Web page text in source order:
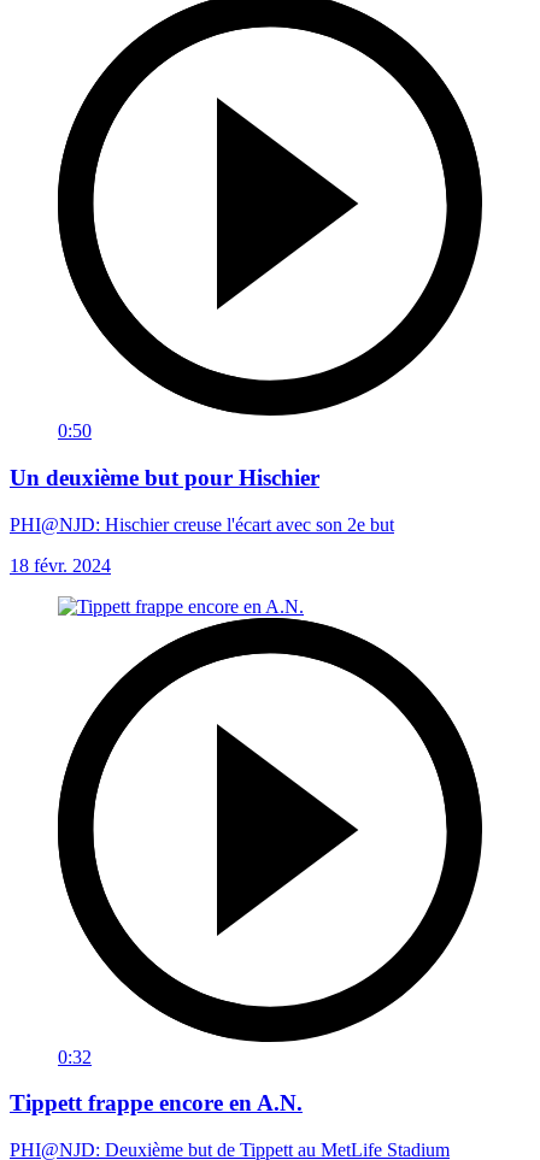
0:50
Un deuxième but pour Hischier
PHI@NJD: Hischier creuse l'écart avec son 2e but
18 févr. 2024
0:32
Tippett frappe encore en A.N.
PHI@NJD: Deuxième but de Tippett au MetLife Stadium